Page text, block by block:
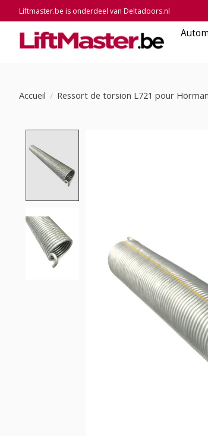
Liftmaster.be is onderdeel van Deltadoors.nl
Accueil / Ressort de torsion L721 pour